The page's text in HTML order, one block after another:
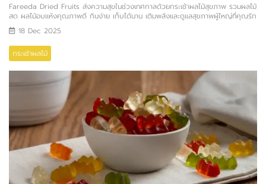
Fareeda Dried Fruits ส่งความสุขในช่วงเทศกาลด้วยกระเช้าผลไม้สุขภาพ รวมผลไม้
สด ผลไม้อบแห้งคุณภาพดี กินง่าย เก็บได้นาน เติมพลังและดูแลสุขภาพผู้ใหญ่ที่คุณรัก
18 Dec 2025
กระเช้าผลไม้